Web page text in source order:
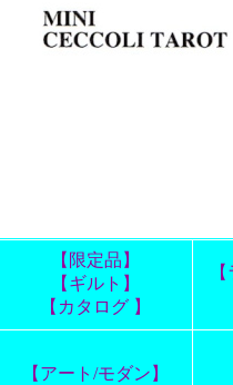
【限定品】
【ギルト】
【カタログ 】
【アート/モダン】